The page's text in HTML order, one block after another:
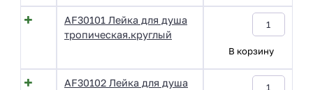
AF30101 Лейка для душа
тропическая.круглый
В корзину
AF30102 Лейка для душа